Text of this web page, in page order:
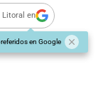
Litoral en
en Google